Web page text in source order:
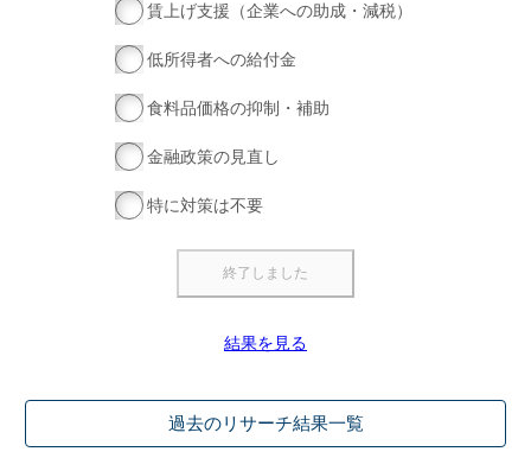
賃上げ支援（企業への助成・減税）
低所得者への給付金
食料品価格の抑制・補助
金融政策の見直し
特に対策は不要
結果を見る
過去のリサーチ結果一覧